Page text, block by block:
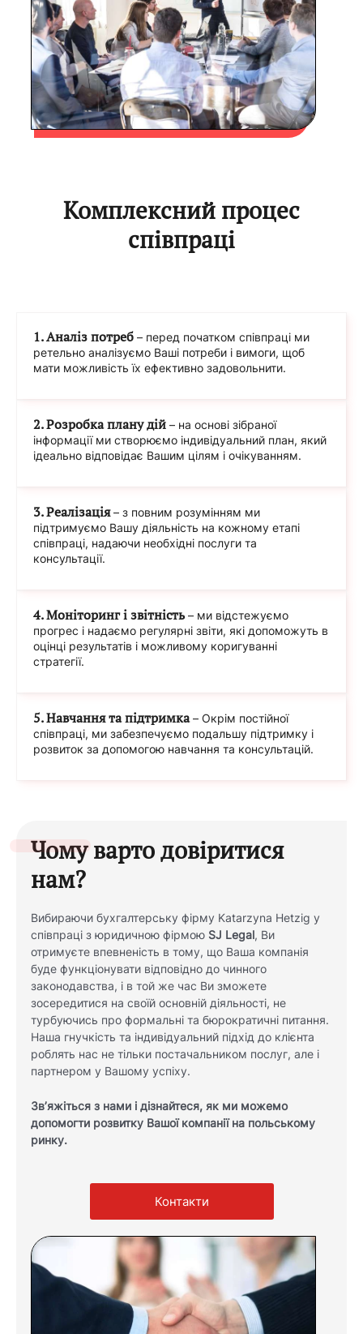
Комплексний процес
співпраці
1. Аналіз потреб – перед початком співпраці ми
ретельно аналізуємо Ваші потреби і вимоги, щоб
мати можливість їх ефективно задовольнити.
2. Розробка плану дій – на основі зібраної
інформації ми створюємо індивідуальний план, який
ідеально відповідає Вашим цілям і очікуванням.
3. Реалізація– з повним розумінням ми
підтримуємо Вашу діяльність на кожному етапі
співпраці, надаючи необхідні послуги та
консультації.
4. Моніторинг і звітність– ми відстежуємо
прогрес і надаємо регулярні звіти, які допоможуть в
оцінці результатів і можливому коригуванні
стратегії.
5. Навчання та підтримка– Oкрім постійної
співпраці, ми забезпечуємо подальшу підтримку і
розвиток за допомогою навчання та консультацій.
Чому варто довіритися
нам?
Вибираючи бухгалтерську фірму Katarzyna Hetzig у
співпраці з юридичною фірмою SJ Legal, Ви
отримуєте впевненість в тому, що Ваша компанія
буде функціонувати відповідно до чинного
законодавства, і в той же час Ви зможете
зосередитися на своїй основній діяльності, не
турбуючись про формальні та бюрократичні питання.
Наша гнучкість та індивідуальний підхід до клієнта
роблять нас не тільки постачальником послуг, але і
партнером у Вашому успіху.
Зв’яжіться з нами і дізнайтеся, як ми можемо
допомогти розвитку Вашої компанії на польському
ринку.
Контакти